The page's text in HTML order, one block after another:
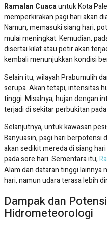
Ramalan Cuacauntuk Kota
memperkirakan pagi hari akan
Namun, memasuki siang hari,
mulai meningkat. Kemudian,
disertai kilat atau petir akan
kembali menunjukkan kondisi
Selain itu, wilayah Prabumulih
serupa. Akan tetapi, intensitas
tinggi. Misalnya, hujan dengan
terjadi di sekitar perbukitan
Selanjutnya, untuk kawasan
Banyuasin, pagi hari berpotensi
akan sedikit mereda di siang
pada sore hari. Sementara itu,
Alam dan dataran tinggi lainnya
hari, namun udara terasa lebih
Dampak dan
Hidrometeorologi